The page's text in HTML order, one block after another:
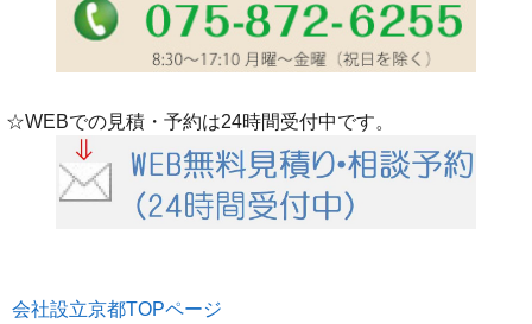
☆WEBでの見積・予約は24時間受付中です。
会社設立京都TOPページ